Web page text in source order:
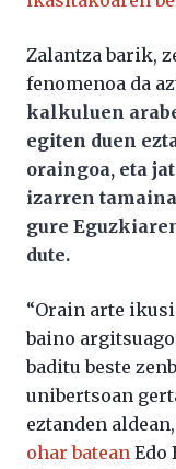
Zalantza barik,
fenomenoa da
kalkuluen
egiten duen
oraingoa, eta
izarren
gure
dute.
“Orain arte
baino
baditu beste
unibertsoan
eztanden
ohar batean Edo